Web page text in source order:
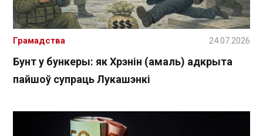
Бунт у бункеры: як Хрэнін (амаль) адкрыта
пайшоў супраць Лукашэнкі
Грамадства 24.07.2026